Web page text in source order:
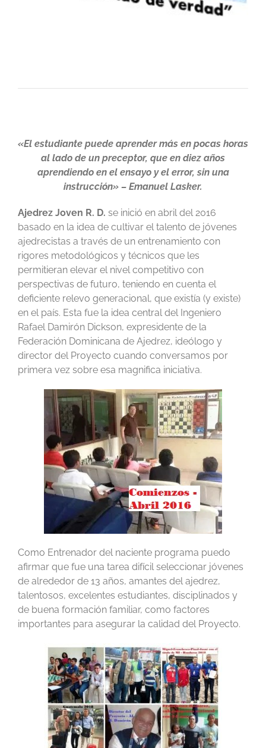
«El estudiante puede aprender más en pocas horas
al lado de un preceptor, que en diez años
aprendiendo en el ensayo y el error, sin una
instrucción» – Emanuel Lasker.
Ajedrez Joven R. D. se inició en abril del 2016
basado en la idea de cultivar el talento de jóvenes
ajedrecistas a través de un entrenamiento con
rigores metodológicos y técnicos que les
permitieran elevar el nivel competitivo con
perspectivas de futuro, teniendo en cuenta el
deficiente relevo generacional, que existía (y existe)
en el país. Esta fue la idea central del Ingeniero
Rafael Damirón Dickson, expresidente de la
Federación Dominicana de Ajedrez, ideólogo y
director del Proyecto cuando conversamos por
primera vez sobre esa magnifica iniciativa.
Como Entrenador del naciente programa puedo
afirmar que fue una tarea difícil seleccionar jóvenes
de alrededor de 13 años, amantes del ajedrez,
talentosos, excelentes estudiantes, disciplinados y
de buena formación familiar, como factores
importantes para asegurar la calidad del Proyecto.